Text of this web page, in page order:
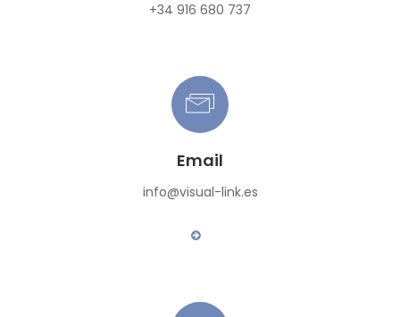
+34 916 680 737
Email
info@visual-link.es